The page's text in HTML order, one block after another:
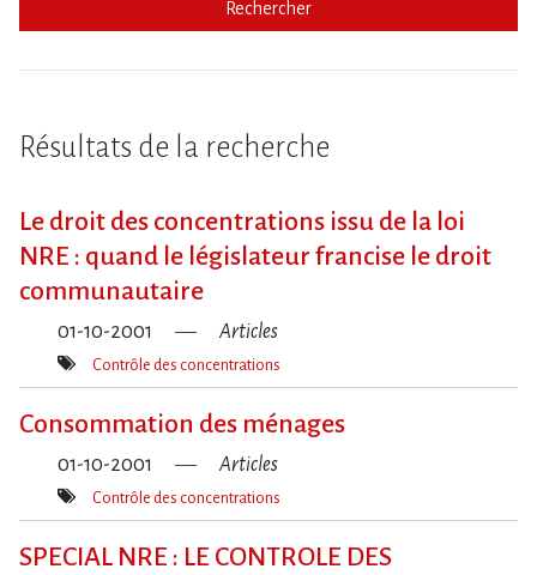
Rechercher
Résultats de la recherche
Le droit des concentrations issu de la loi
NRE : quand le législateur francise le droit
communautaire
01-10-2001 Articles
Mot(s)-
Contrôle des concentrations
Consommation des ménages
01-10-2001 Articles
Mot(s)-
Contrôle des concentrations
SPECIAL NRE : LE CONTROLE DES